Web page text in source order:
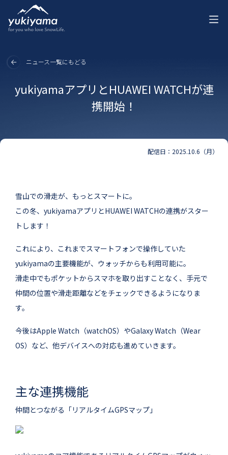
ニュース一覧にもどる
yukiyamaアプリとHUAWEI WATCHが連
携開始！
配信日：2025.10.6（月）
雪山での滑走が、もっとスマートに。
この冬、yukiyamaアプリとHUAWEI WATCHの連携がスター
トします！
これにより、これまでスマートフォンで操作していた
yukiyamaの主要機能が、ウォッチからも利用可能に。
滑走中でもポケットからスマホを取り出すことなく、手元で
仲間の位置や滑走距離などをチェックできるようになりま
す。
今後はApple Watch（watchOS）やGalaxy Watch（Wear
OS）など、他デバイスへの対応も進めていきます。
主な連携機能
仲間とつながる「リアルタイムGPSマップ」